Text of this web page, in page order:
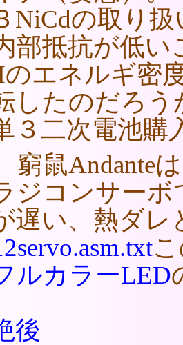
の取り扱
部抵抗が低い
エネルギ密
したのだろ
３二次電池購
鼠Andante
ジコンサー
遅い、熱ダ
ルカラーLED
後